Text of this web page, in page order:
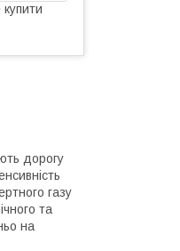
дорогу
газу
та
на